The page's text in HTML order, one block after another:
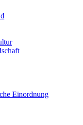
Einordnung